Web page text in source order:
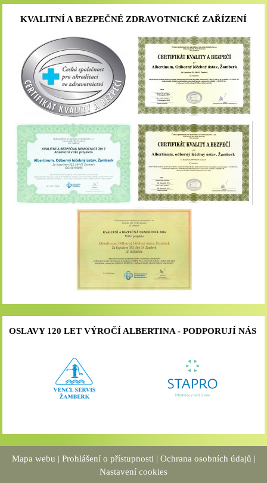
KVALITNÍ A BEZPEČNÉ ZDRAVOTNICKÉ ZAŘÍZENÍ
OSLAVY 120 LET VÝROČÍ ALBERTINA - PODPORUJÍ NÁS
Mapa webu | Prohlášení o přístupnosti | Ochrana osobních údajů |
Nastavení cookies
umožňujete nakládat.
do nich neumisťujeme citlivá nebo osobní data.